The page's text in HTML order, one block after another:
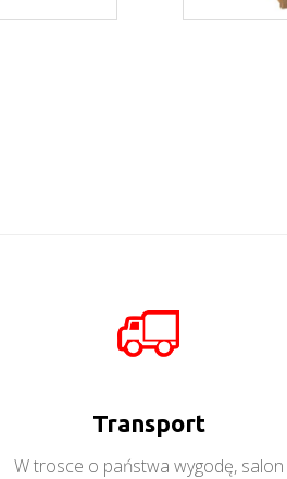
Transport
W trosce o państwa wygodę, salon